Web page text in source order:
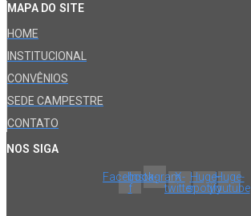
MAPA DO SITE
HOME
INSTITUCIONAL
CONVÊNIOS
SEDE CAMPESTRE
CONTATO
NOS SIGA
Facebook-
f
InstagramX-
twitter
Huge-
spotify
Huge-
youtube